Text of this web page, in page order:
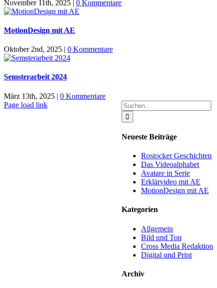
November 11th, 2025 | 0 Kommentare
MotionDesign mit AE
Oktober 2nd, 2025 | 0 Kommentare
Semsterarbeit 2024
März 13th, 2025 | 0 Kommentare
Suche
nach:
Neueste Beiträge
Rostocker Geschichten
Das Videoalphabet
Avatare in Serie
Erklärvideo mit AE
MotionDesign mit AE
Kategorien
Allgemein
Bild und Ton
Cross Media Redaktion
Digital und Print
Archiv
Page load link